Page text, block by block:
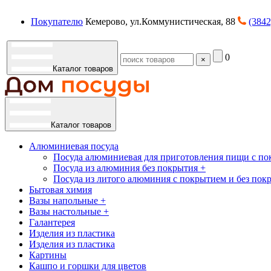
Покупателю Кемерово, ул.Коммунистическая, 88
Каталог товаров
× 0
Каталог товаров
Алюминиевая посуда
Посуда алюминиевая для приготовления пищи с
Посуда из алюминия без покрытия +
Посуда из литого алюминия с покрытием и без
Бытовая химия
Вазы напольные +
Вазы настольные +
Галантерея
Изделия из пластика
Изделия из пластика
Картины
Кашпо и горшки для цветов